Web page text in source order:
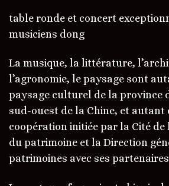
table ronde et concert
musiciens dong
La musique, la littérature,
l’agronomie, le paysage sont
paysage culturel de la province
sud-ouest de la Chine, et autant
coopération initiée par la Cité de
du patrimoine et la Direction
patrimoines avec ses